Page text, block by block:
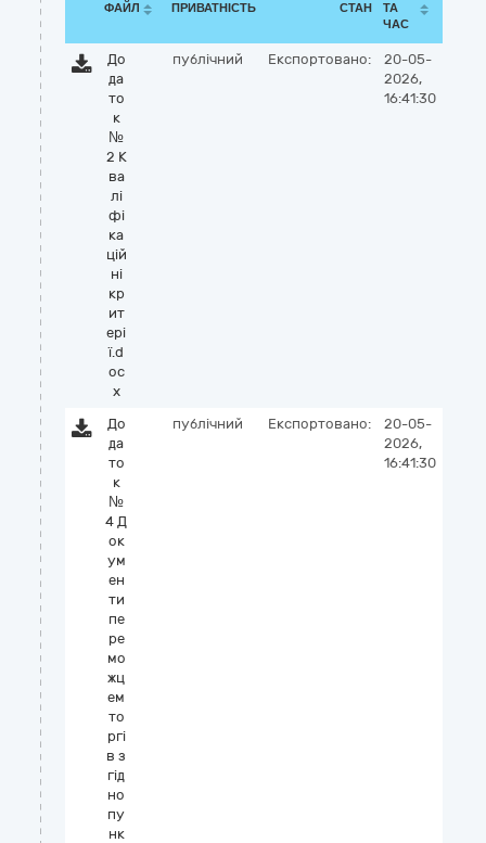
ФАЙЛ ПРИВАТНІСТЬ СТАН
ТА
ЧАС
До
да
то
к
№
2 К
ва
лі
фі
ка
цій
ні
кр
ит
ері
ї.d
oc
x
публічний Експортовано:
20-05-
2026,
16:41:30
До
да
то
к
№
4 Д
ок
ум
ен
ти
пе
ре
мо
жц
ем
то
ргі
в з
гід
но
пу
нк
публічний Експортовано:
20-05-
2026,
16:41:30